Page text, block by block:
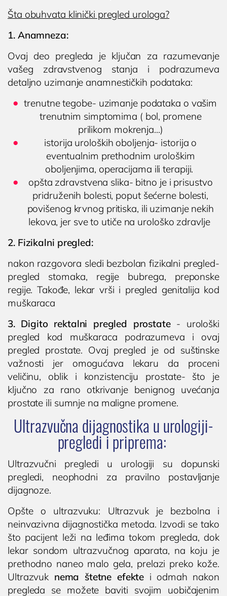
Šta obuhvata klinički pregled urologa?
1. Anamneza:
Ovaj deo pregleda je ključan za razumevanje
vašeg zdravstvenog stanja i podrazumeva
detaljno uzimanje anamnestičkih podataka:
trenutne tegobe- uzimanje podataka o vašim
trenutnim simptomima ( bol, promene
prilikom mokrenja...)
istorija uroloških oboljenja- istorija o
eventualnim prethodnim urološkim
oboljenjima, operacijama ili terapiji.
opšta zdravstvena slika- bitno je i prisustvo
pridruženih bolesti, poput šećerne bolesti,
povišenog krvnog pritiska, ili uzimanje nekih
lekova, jer sve to utiče na urološko zdravlje
2. Fizikalni pregled:
nakon razgovora sledi bezbolan fizikalni pregled-
pregled stomaka, regije bubrega, preponske
regije. Takođe, lekar vrši i pregled genitalija kod
muškaraca
3. Digito rektalni pregled prostate - urološki
pregled kod muškaraca podrazumeva i ovaj
pregled prostate. Ovaj pregled je od suštinske
važnosti jer omogućava lekaru da proceni
veličinu, oblik i konzistenciju prostate- što je
ključno za rano otkrivanje benignog uvećanja
prostate ili sumnje na maligne promene.
Ultrazvučna dijagnostika u urologiji-
pregledi i priprema:
Ultrazvučni pregledi u urologiji su dopunski
pregledi, neophodni za pravilno postavljanje
dijagnoze.
Opšte o ultrazvuku: Ultrazvuk je bezbolna i
neinvazivna dijagnostička metoda. Izvodi se tako
što pacijent leži na leđima tokom pregleda, dok
lekar sondom ultrazvučnog aparata, na koju je
prethodno naneo malo gela, prelazi preko kože.
Ultrazvuk nema štetne efekte i odmah nakon
pregleda se možete baviti svojim uobičajenim